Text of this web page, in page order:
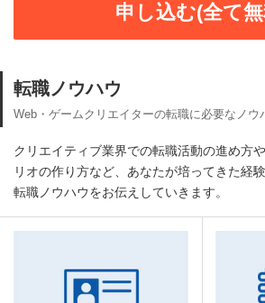
申し込む(全て
転職ノウハウ
Web・ゲームクリエイターの転職に必要なノウ
クリエイティブ業界での転職活動の進め方
リオの作り方など、あなたが培ってきた経
転職ノウハウをお伝えしていきます。